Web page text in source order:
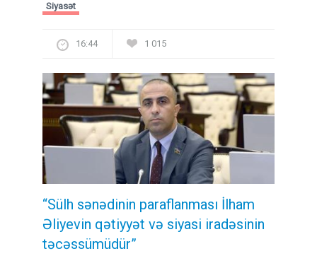
Siyasət
16:44 1 015
“Sülh sənədinin paraflanması İlham
Əliyevin qətiyyət və siyasi iradəsinin
təcəssümüdür”